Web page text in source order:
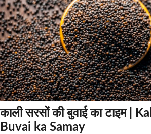
काली सरसों की बुवाई का टाइम |
Buvai ka Samay